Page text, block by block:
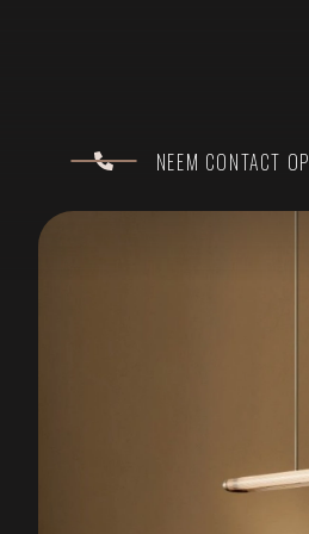
NEEM CONTACT OP